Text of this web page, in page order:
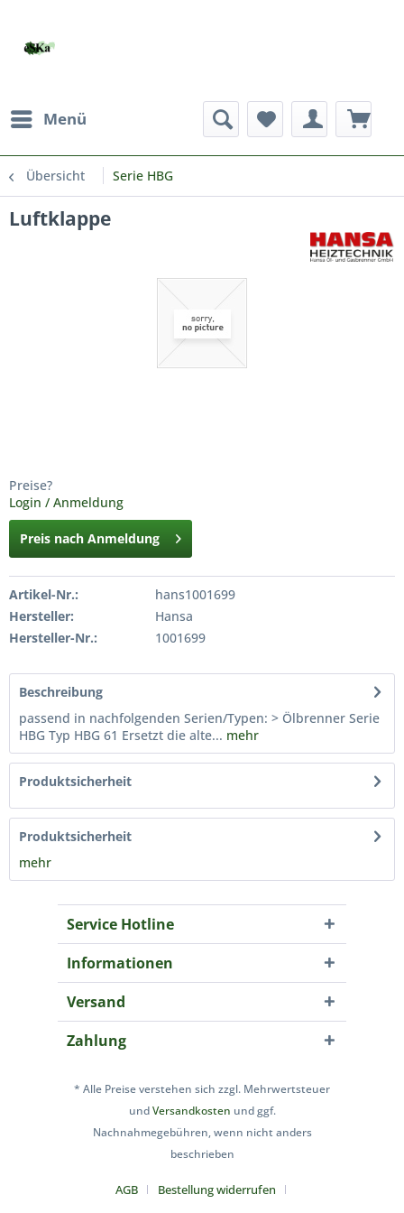
Menü
Übersicht Serie HBG
Luftklappe
Preise?
Login / Anmeldung
Preis nach Anmeldung
Artikel-Nr.:
hans1001699
Hersteller:
Hansa
Hersteller-Nr.:
1001699
Beschreibung
passend in nachfolgenden Serien/Typen: > Ölbrenner Serie
HBG Typ HBG 61 Ersetzt die alte... mehr
Produktsicherheit
Produktsicherheit
mehr
Service Hotline
Informationen
Versand
Zahlung
* Alle Preise verstehen sich zzgl. Mehrwertsteuer
undVersandkosten und ggf.
Nachnahmegebühren, wenn nicht anders
beschrieben
AGB
Bestellung widerrufen